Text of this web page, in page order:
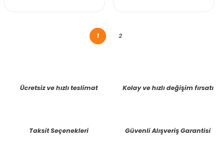
1 2
Ücretsiz ve hızlı teslimat Kolay ve hızlı değişim fırsatı
Taksit Seçenekleri Güvenli Alışveriş Garantisi